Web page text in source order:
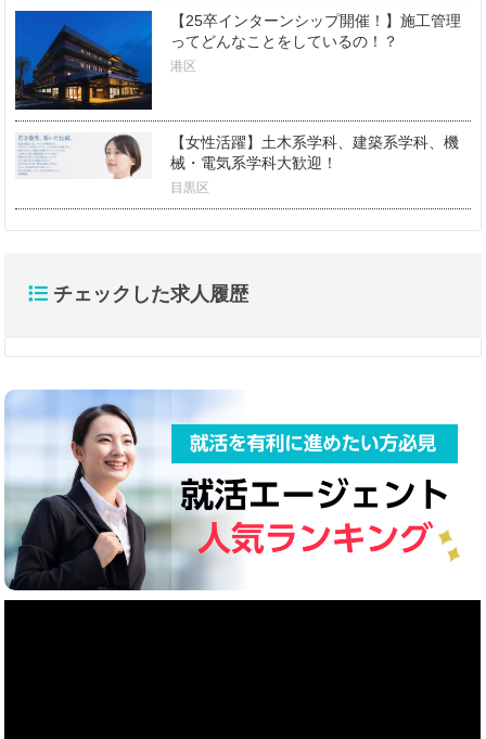
【25卒インターンシップ開催！】施工管理
ってどんなことをしているの！？
港区
【女性活躍】土木系学科、建築系学科、機
械・電気系学科大歓迎！
目黒区
チェックした求人履歴